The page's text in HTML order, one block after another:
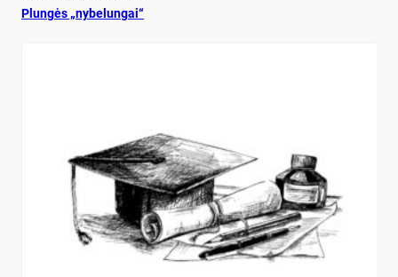
Plun­gės „ny­be­lun­gai“